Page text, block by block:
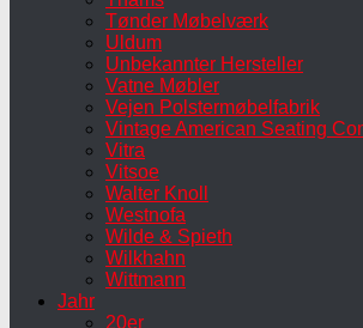
Tønder Møbelværk
Uldum
Unbekannter Hersteller
Vatne Møbler
Vejen Polstermøbelfabrik
Vintage American Seating
Vitra
Vitsoe
Walter Knoll
Westnofa
Wilde & Spieth
Wilkhahn
Wittmann
Jahr
20er